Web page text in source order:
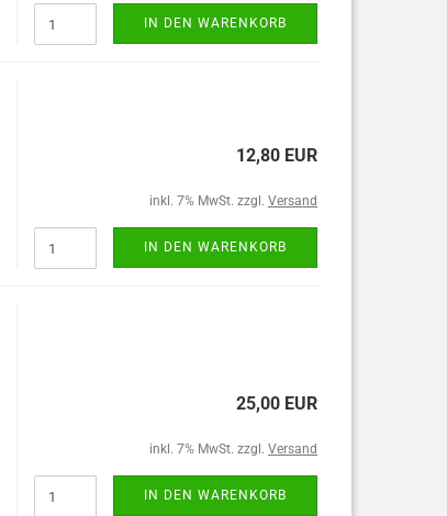
IN DEN WARENKORB
12,80 EUR
inkl. 7% MwSt. zzgl. Versand
IN DEN WARENKORB
25,00 EUR
inkl. 7% MwSt. zzgl. Versand
IN DEN WARENKORB